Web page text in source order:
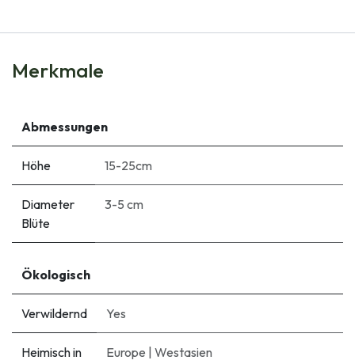
Merkmale
Abmessungen
Höhe 15-25cm
Diameter
Blüte
3-5 cm
Ökologisch
Verwildernd Yes
Heimisch in Europe | Westasien